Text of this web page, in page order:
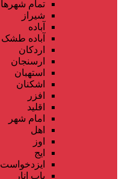
تمام شهر‌ها
شیراز
آباده
آباده طشک
اردکان
ارسنجان
استهبان
اشکنان
افزر
اقلید
امام شهر
اهل
اوز
ایج
ایزدخواست
باب انار